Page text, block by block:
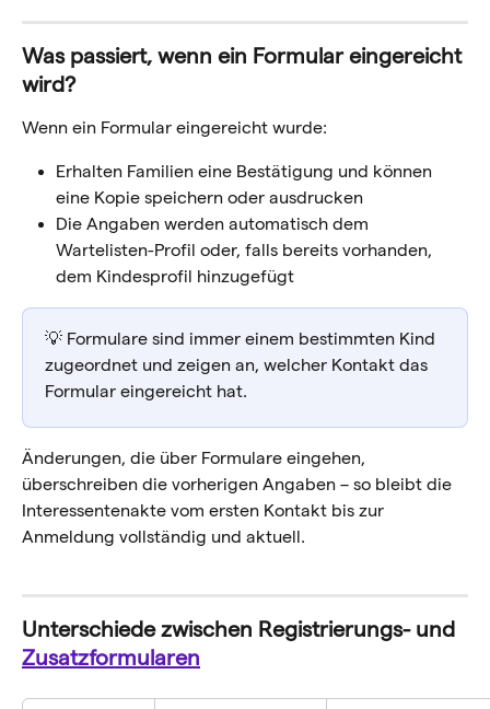
Was passiert, wenn ein Formular eingereicht
wird?
Wenn ein Formular eingereicht wurde:
Erhalten Familien eine Bestätigung und können
eine Kopie speichern oder ausdrucken
Die Angaben werden automatisch dem
Wartelisten-Profil oder, falls bereits vorhanden,
dem Kindesprofil hinzugefügt
💡 Formulare sind immer einem bestimmten Kind
zugeordnet und zeigen an, welcher Kontakt das
Formular eingereicht hat.
Änderungen, die über Formulare eingehen,
überschreiben die vorherigen Angaben – so bleibt die
Interessentenakte vom ersten Kontakt bis zur
Anmeldung vollständig und aktuell.
Unterschiede zwischen Registrierungs- und
Zusatzformularen